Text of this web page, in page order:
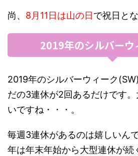
尚、 8月11日は山の日で祝日と
2019年のシルバーウ
2019年のシルバーウィーク
だの3連休が2回あるだけです
いですね・・・。
毎週3連休があるのは嬉しいん
年は年末年始から大型連休が続